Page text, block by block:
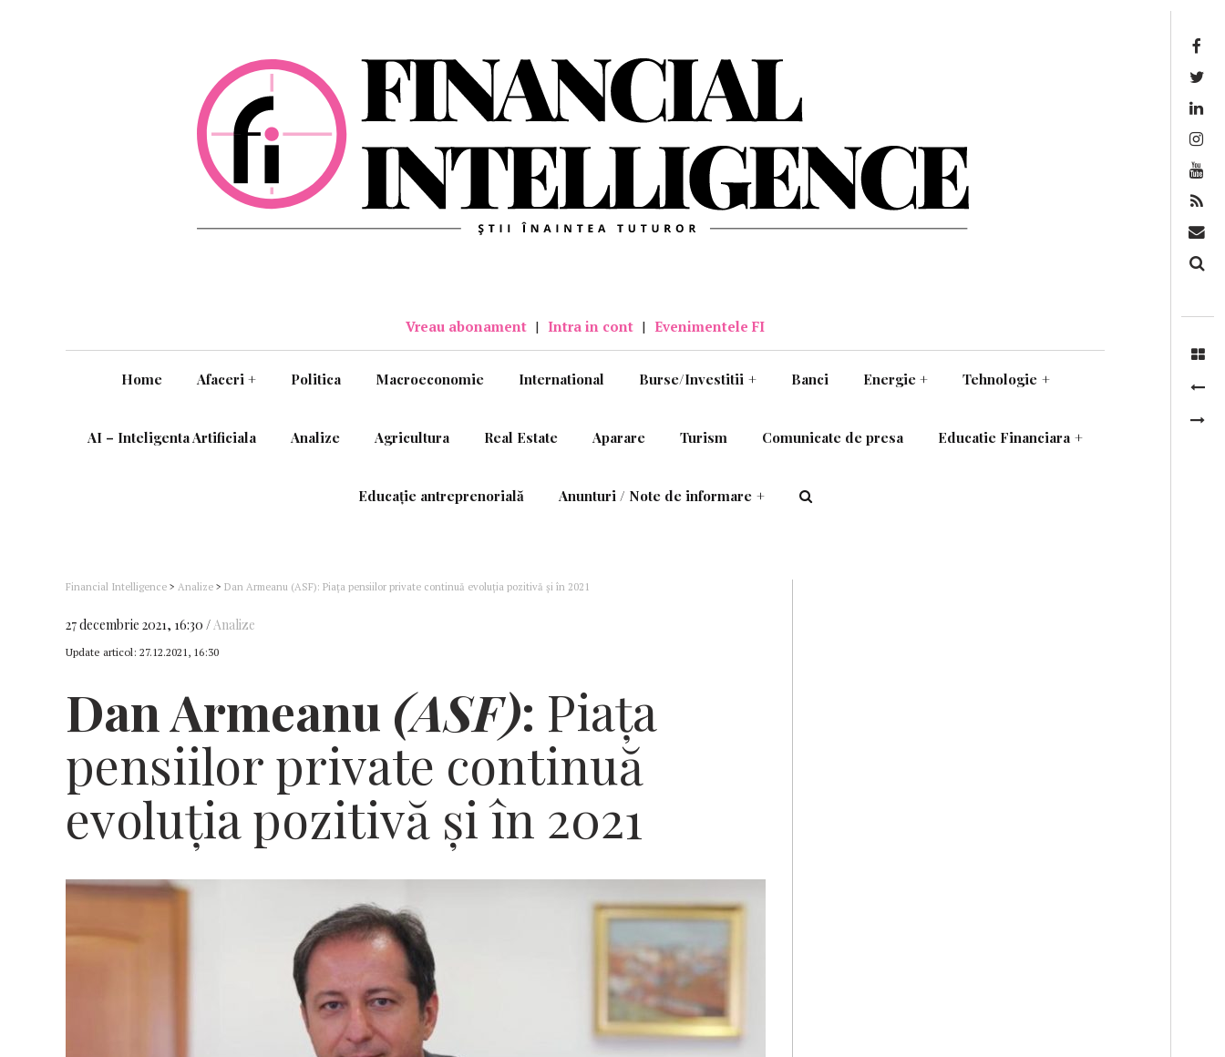
Vreau abonament | Intra in cont | Evenimentele FI
Home Afaceri + Politica Macroeconomie International Burse/Investitii + Banci Energie + Tehnologie +
AI – Inteligenta Artificiala Analize Agricultura Real Estate Aparare Turism Comunicate de presa Educatie Financiara +
Educație antreprenorială Anunturi / Note de informare +
Financial Intelligence > Analize > Dan Armeanu (ASF): Piața pensiilor private continuă evoluția pozitivă și în 2021
27 decembrie 2021, 16:30 Analize
Update articol: 27.12.2021, 16:30
Dan Armeanu (ASF): Piața
pensiilor private continuă
evoluția pozitivă și în 2021